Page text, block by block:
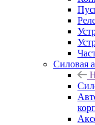
Силовая